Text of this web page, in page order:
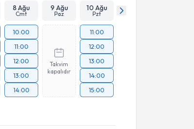
8 Ağu
Cmt
9 Ağu
Paz
10 Ağu
Pzt
10:00
11:00
12:00
13:00
14:00
Takvim
kapalıdır
11:00
12:00
13:00
14:00
15:00